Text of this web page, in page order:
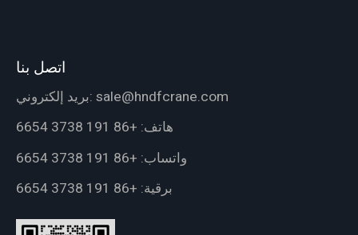
اتصل بنا
بريد إلكتروني: sale@hndfcrane.com
هاتف: +86 191 3738 6654
واتساب: +86 191 3738 6654
برقية: +86 191 3738 6654